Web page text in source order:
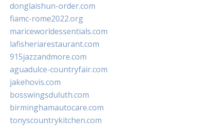
donglaishun-order.com
fiamc-rome2022.org
mariceworldessentials.com
lafisheriarestaurant.com
915jazzandmore.com
aguadulce-countryfair.com
jakehovis.com
bosswingsduluth.com
birminghamautocare.com
tonyscountrykitchen.com